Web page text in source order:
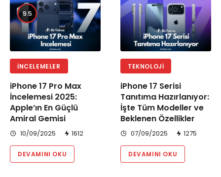
9.5
İNCELEMELER
iPhone 17 Pro Max
İncelemesi 2025:
Apple’ın En Güçlü
Amiral Gemisi
10/09/2025 1612
DEVAMINI OKU
TEKNOLOJI
iPhone 17 Serisi
Tanıtıma Hazırlanıyor:
İşte Tüm Modeller ve
Beklenen Özellikler
07/09/2025 1275
DEVAMINI OKU